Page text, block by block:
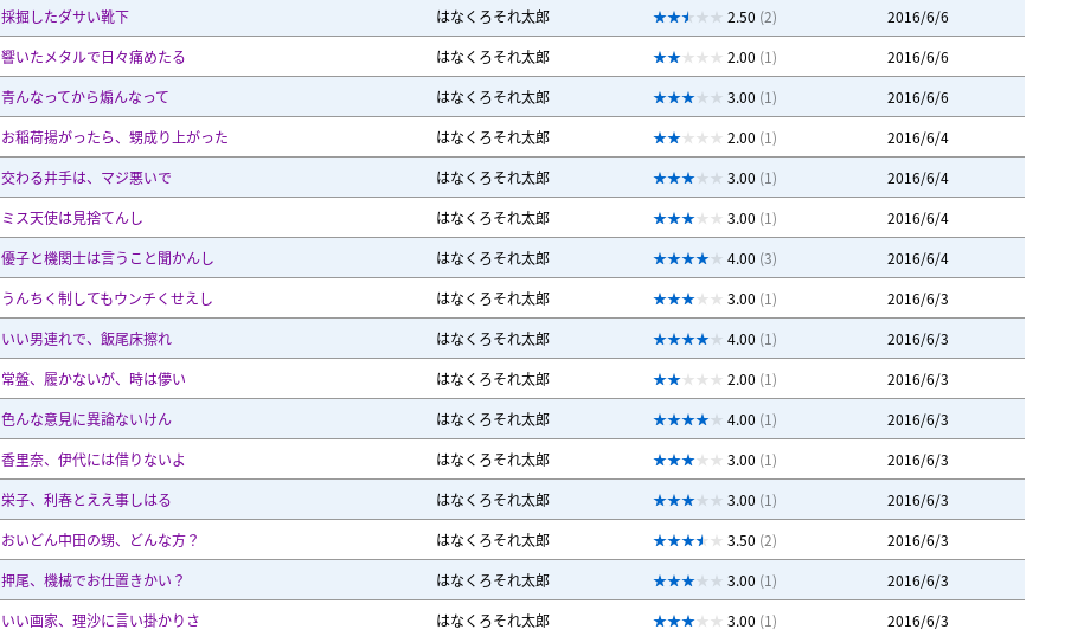
採掘したダサい靴下 はなくろそれ太郎 2.50 (2)
2016/6/6
響いたメタルで日々痛めたる はなくろそれ太郎 2.00 (1)
2016/6/6
青んなってから煽んなって はなくろそれ太郎 3.00 (1)
2016/6/6
お稲荷揚がったら、甥成り上がった はなくろそれ太郎 2.00 (1)
2016/6/4
交わる井手は、マジ悪いで はなくろそれ太郎 3.00 (1)
2016/6/4
ミス天使は見捨てんし はなくろそれ太郎 3.00 (1)
2016/6/4
優子と機関士は言うこと聞かんし はなくろそれ太郎 4.00 (3)
2016/6/4
うんちく制してもウンチくせえし はなくろそれ太郎 3.00 (1)
2016/6/3
いい男連れで、飯尾床擦れ はなくろそれ太郎 4.00 (1)
2016/6/3
常盤、履かないが、時は儚い はなくろそれ太郎 2.00 (1)
2016/6/3
色んな意見に異論ないけん はなくろそれ太郎 4.00 (1)
2016/6/3
香里奈、伊代には借りないよ はなくろそれ太郎 3.00 (1)
2016/6/3
栄子、利春とええ事しはる はなくろそれ太郎 3.00 (1)
2016/6/3
おいどん中田の甥、どんな方？ はなくろそれ太郎 3.50 (2)
2016/6/3
押尾、機械でお仕置きかい？ はなくろそれ太郎 3.00 (1)
2016/6/3
いい画家、理沙に言い掛かりさ はなくろそれ太郎 3.00 (1)
2016/6/3